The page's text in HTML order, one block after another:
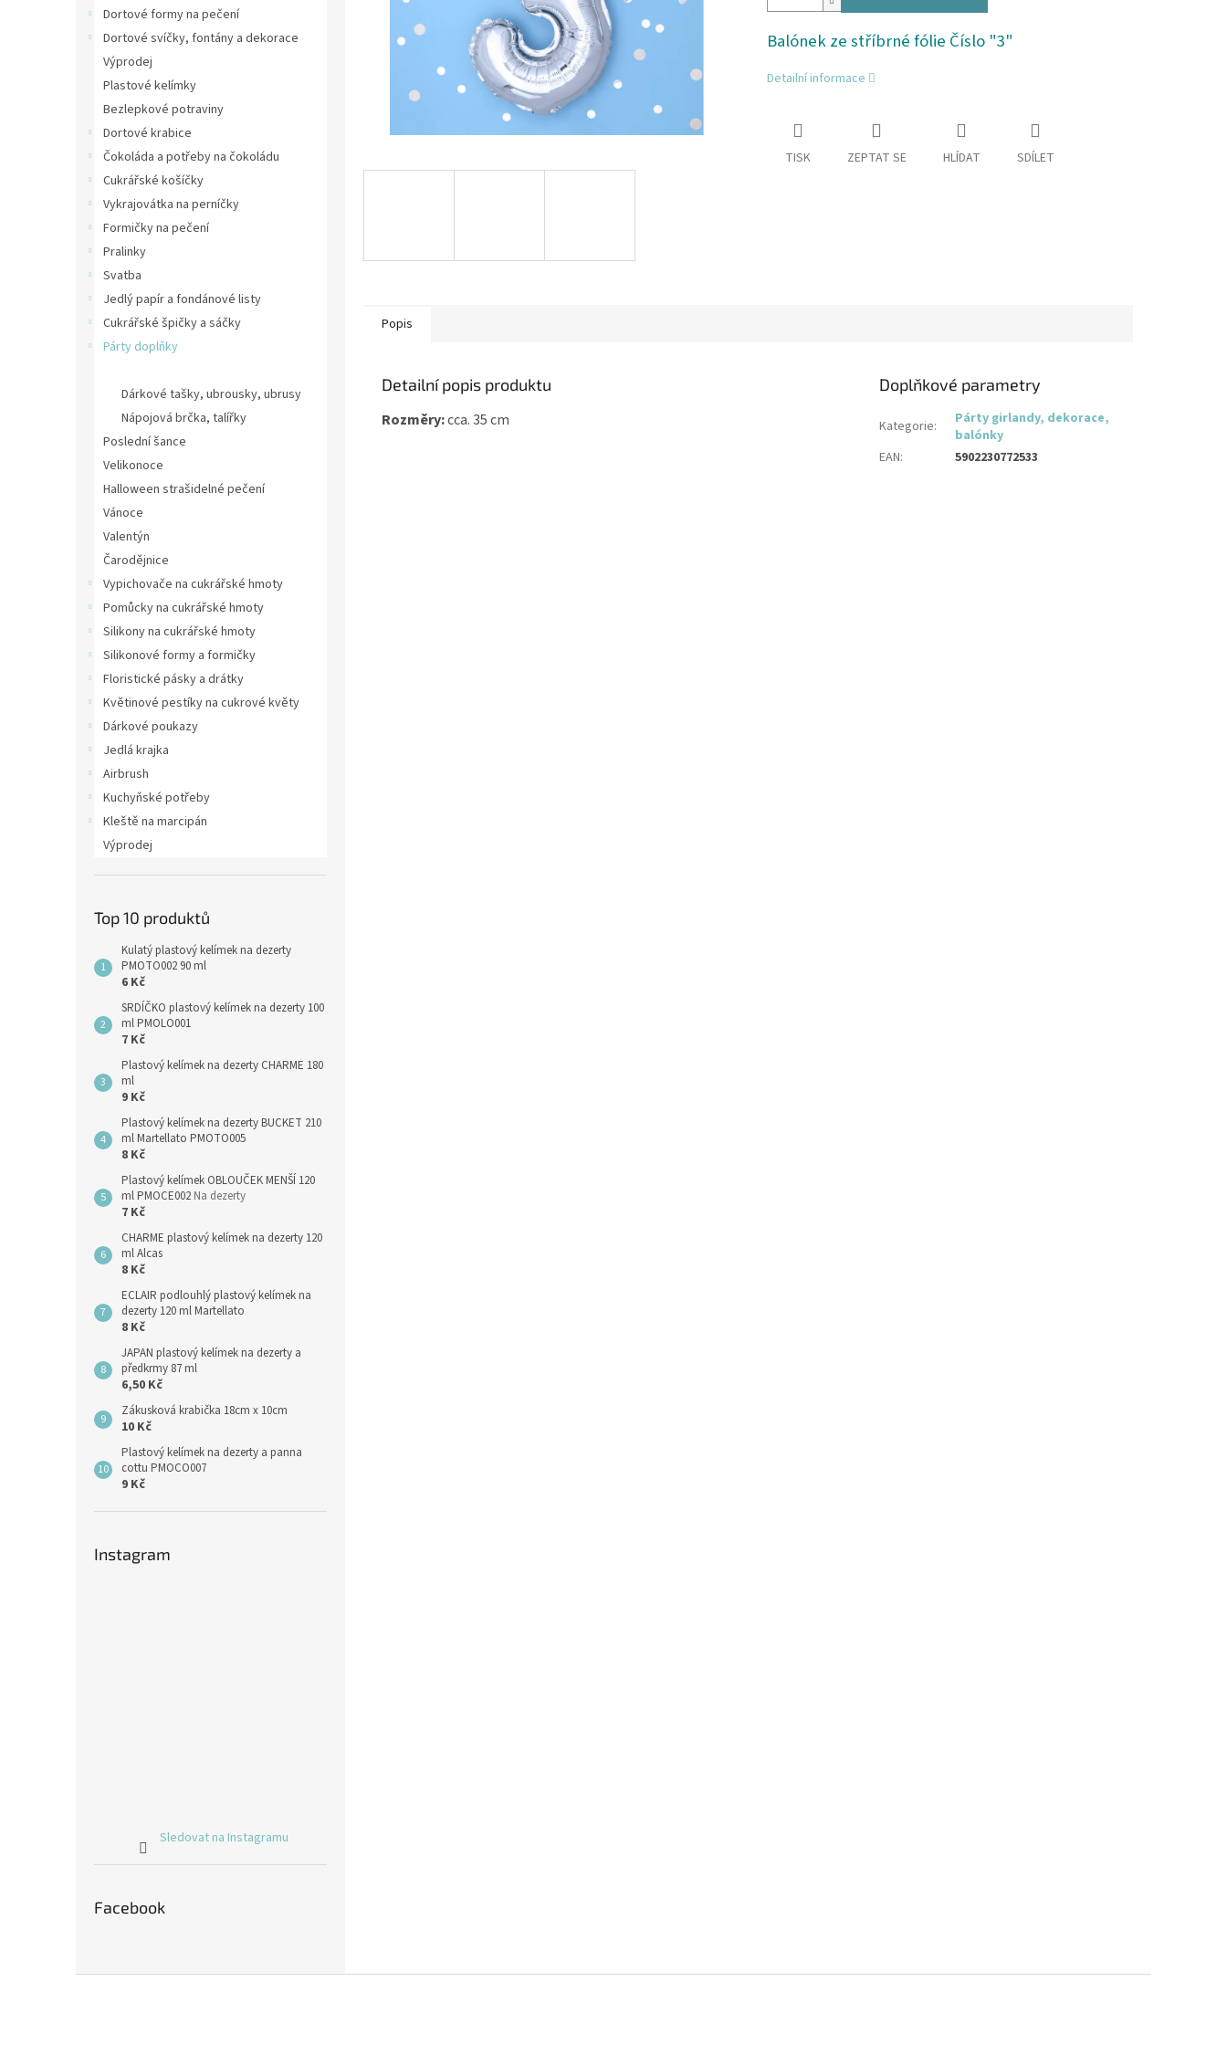
Dortové formy na pečení
Dortové svíčky, fontány a dekorace
Výprodej
Plastové kelímky
Bezlepkové potraviny
Dortové krabice
Čokoláda a potřeby na čokoládu
Cukrářské košíčky
Vykrajovátka na perníčky
Formičky na pečení
Pralinky
Svatba
Jedlý papír a fondánové listy
Cukrářské špičky a sáčky
Párty doplňky
Dárkové tašky, ubrousky, ubrusy
Nápojová brčka, talířky
Poslední šance
Velikonoce
Halloween strašidelné pečení
Vánoce
Valentýn
Čarodějnice
Vypichovače na cukrářské hmoty
Pomůcky na cukrářské hmoty
Silikony na cukrářské hmoty
Silikonové formy a formičky
Floristické pásky a drátky
Květinové pestíky na cukrové květy
Dárkové poukazy
Jedlá krajka
Airbrush
Kuchyňské potřeby
Kleště na marcipán
Výprodej
Top 10 produktů
Kulatý plastový kelímek na dezerty
PMOTO002 90 ml
6 Kč
SRDÍČKO plastový kelímek na dezerty 100
ml PMOLO001
7 Kč
Plastový kelímek na dezerty CHARME 180
ml
9 Kč
Plastový kelímek na dezerty BUCKET 210
ml Martellato PMOTO005
8 Kč
Plastový kelímek OBLOUČEK MENŠÍ 120
ml PMOCE002 Na dezerty
7 Kč
CHARME plastový kelímek na dezerty 120
ml Alcas
8 Kč
ECLAIR podlouhlý plastový kelímek na
dezerty 120 ml Martellato
8 Kč
JAPAN plastový kelímek na dezerty a
předkrmy 87 ml
6,50 Kč
Zákusková krabička 18cm x 10cm
10 Kč
Plastový kelímek na dezerty a panna
cottu PMOCO007
9 Kč
Instagram
Sledovat na Instagramu
Facebook
Balónek ze stříbrné fólie Číslo "3"
Detailní informace
TISK ZEPTAT SE HLÍDAT SDÍLET
Popis
Detailní popis produktu
Rozměry:cca. 35 cm
Doplňkové parametry
Kategorie:
Párty girlandy, dekorace,
balónky
EAN: 5902230772533